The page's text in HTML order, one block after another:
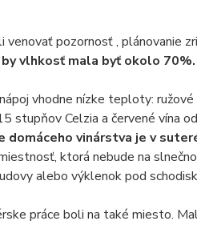
venovať pozornosť , plánovanie
vlhkosť mala byť okolo 70%.
vhodne nízke teploty:
stupňov Celzia a červené vína
domáceho vinárstva je v
ktorá nebude na
alebo výklenok pod
práce boli na také miesto.